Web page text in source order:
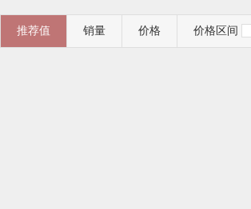
推荐值 销量 价格 价格区间